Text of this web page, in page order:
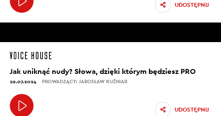
UDOSTĘPNIJ
Jak uniknąć nudy? Słowa, dzięki którym będziesz PRO
29.07.2024 PROWADZĄCY: JAROSŁAW KUŹNIAR
UDOSTĘPNIJ